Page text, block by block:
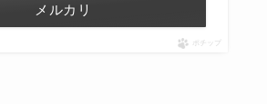
メルカリ
ポチップ